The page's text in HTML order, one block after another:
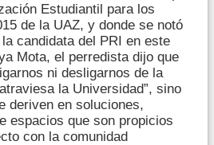
Estudiantil para los
de la UAZ, y donde se notó
candidata del PRI en este
Mota, el perredista dijo que
ni desligarnos de la
la Universidad”, sino
deriven en soluciones,
espacios que son propicios
con la comunidad